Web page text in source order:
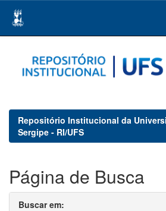
navigation
Repositório Institucional da
Sergipe - RI/UFS
Página de Busca
Buscar em: